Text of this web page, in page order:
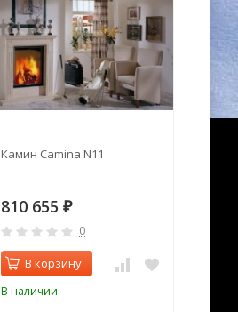
Камин Camina N11
810 655₽
0
В корзину
В наличии